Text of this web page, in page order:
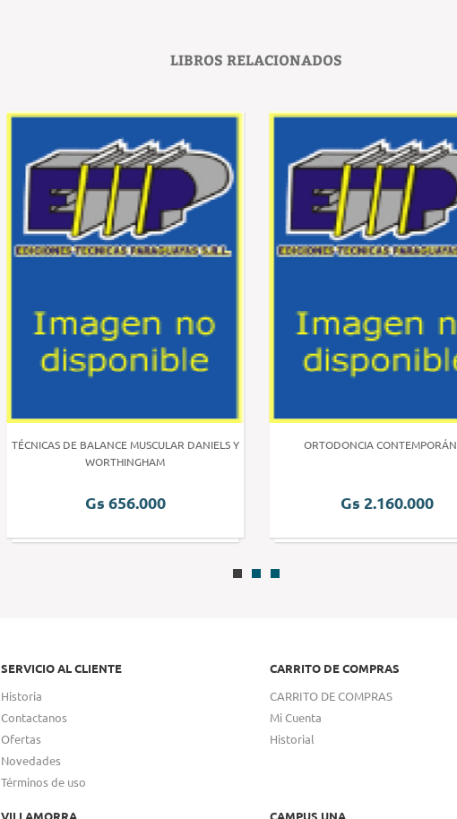
LIBROS RELACIONADOS
TÉCNICAS DE BALANCE MUSCULAR DANIELS Y
WORTHINGHAM
Gs 656.000
ORTODONCIA
Gs 2.160.000
SERVICIO AL CLIENTE
Historia
Contactanos
Ofertas
Novedades
Términos de uso
CARRITO DE COMPRAS
CARRITO DE COMPRAS
Mi Cuenta
Historial
VILLAMORRA CAMPUS UNA